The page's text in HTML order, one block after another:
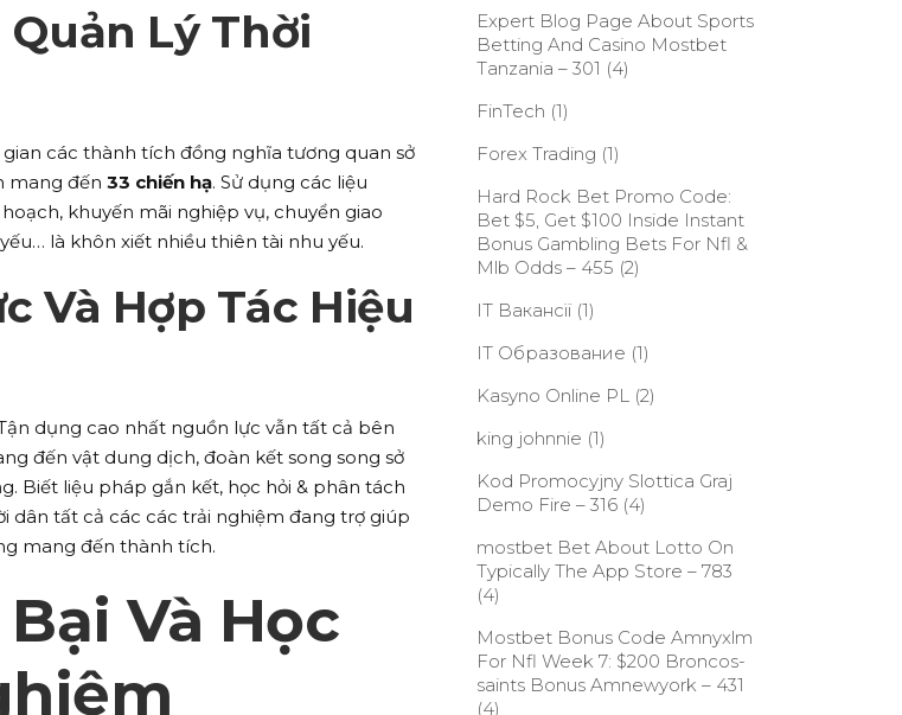
Lý Thời
các thành tích đồng nghĩa tương quan sở
mang đến 33 chiến hạ. Sử dụng các liệu
khuyến mãi nghiệp vụ, chuyển giao
là khôn xiết nhiều thiên tài nhu yếu.
Và Hợp Tác Hiệu
dụng cao nhất nguồn lực vẫn tất cả bên
đến vật dung dịch, đoàn kết song song sở
Biết liệu pháp gắn kết, học hỏi & phân tách
dân tất cả các các trải nghiệm đang trợ giúp
mang đến thành tích.
Và Học
Expert Blog Page About Sports
Betting And Casino Mostbet
Tanzania – 301 (4)
FinTech (1)
Forex Trading (1)
Hard Rock Bet Promo Code:
Bet $5, Get $100 Inside Instant
Bonus Gambling Bets For Nfl &
Mlb Odds – 455 (2)
IT Вакансії(1)
IT Образование (1)
Kasyno Online PL(2)
king johnnie (1)
Kod Promocyjny Slottica Graj
Demo Fire – 316(4)
‎mostbet Bet About Lotto On
Typically The App Store – 783
(4)
Mostbet Bonus Code Amnyxlm
For Nfl Week 7: $200 Broncos-
saints Bonus Amnewyork – 431
(4)